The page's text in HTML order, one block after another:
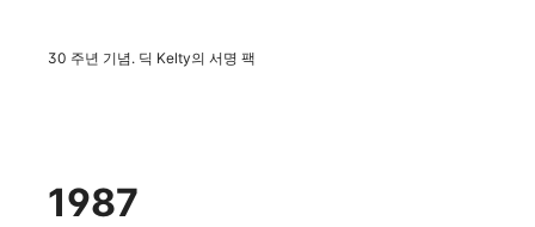
30 주년 기념. 딕 Kelty의 서명 팩
1987